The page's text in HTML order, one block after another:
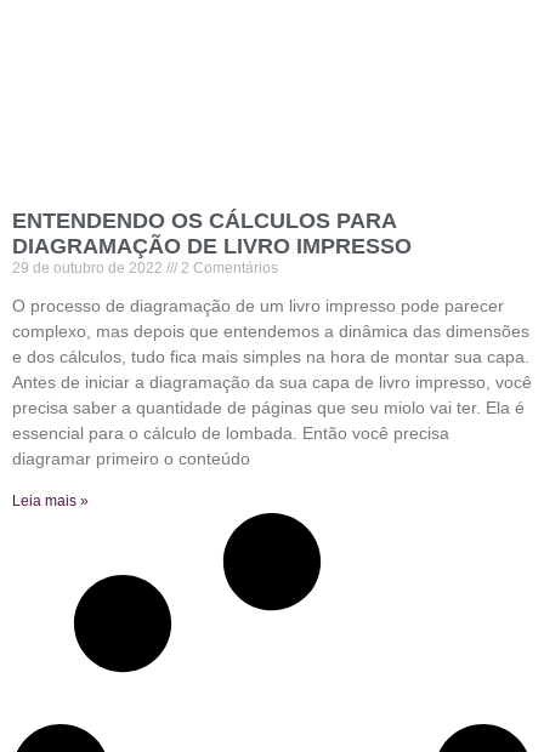
ENTENDENDO OS CÁLCULOS PARA
DIAGRAMAÇÃO DE LIVRO IMPRESSO
29 de outubro de 2022 2 Comentários
O processo de diagramação de um livro impresso pode parecer
complexo, mas depois que entendemos a dinâmica das dimensões
e dos cálculos, tudo fica mais simples na hora de montar sua capa.
Antes de iniciar a diagramação da sua capa de livro impresso, você
precisa saber a quantidade de páginas que seu miolo vai ter. Ela é
essencial para o cálculo de lombada. Então você precisa
diagramar primeiro o conteúdo
Leia mais »